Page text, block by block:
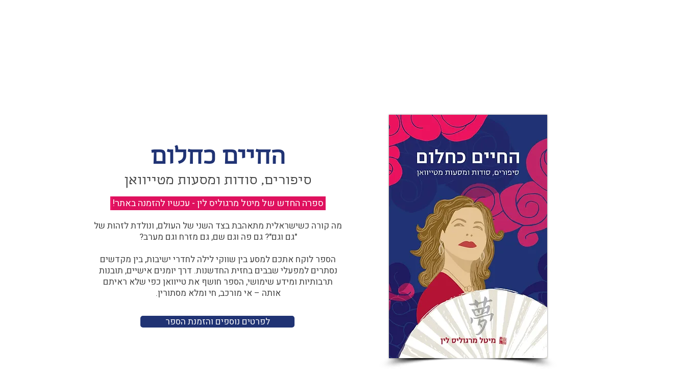
החיים כחלום
סיפורים, סודות ומסעות מטייוואן
ספרה החדש של מיטל מרגוליס לין - עכשיו להזמנה באתר!
מה קורה כשישראלית מתאהבת בצד השני של העולם, ונולדת לזהות של
"גם וגם"? גם פה וגם שם, גם מזרח וגם מערב?​​
הספר לוקח אתכם למסע בין שווקי לילה לחדרי ישיבות, בין מקדשים
נסתרים למפעלי שבבים בחזית החדשנות. דרך יומנים אישיים, תובנות
תרבותיות ומידע שימושי, הספר חושף את טייוואן כפי שלא ראיתם
אותה – אי מורכב, חי ומלא מסתורין.
לפרטים נוספים והזמנת הספר